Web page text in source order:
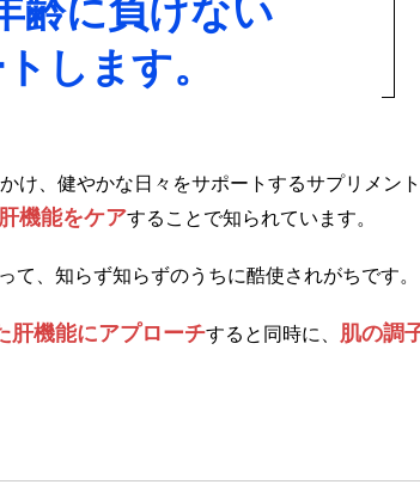
齢に負けない
します。
、健やかな日々をサポートするサプリメン
肝機能をケアすることで知られています。
、知らず知らずのうちに酷使されがちです。
肝機能にアプローチすると同時に、 肌の調